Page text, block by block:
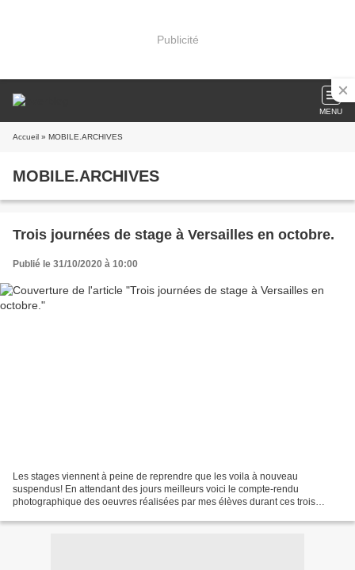
Publicité
MENU
Accueil » MOBILE.ARCHIVES
MOBILE.ARCHIVES
Trois journées de stage à Versailles en octobre.
Publié le 31/10/2020 à 10:00
Les stages viennent à peine de reprendre que les voila à nouveau
suspendus! En attendant des jours meilleurs voici le compte-rendu
photographique des oeuvres réalisées par mes élèves durant ces trois